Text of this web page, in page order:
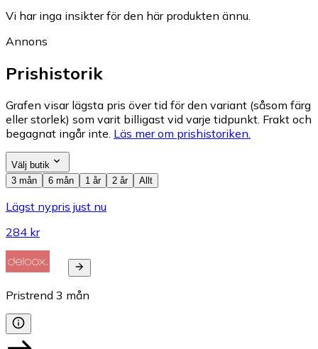
Vi har inga insikter för den här produkten ännu.
Annons
Prishistorik
Grafen visar lägsta pris över tid för den variant (såsom färg
eller storlek) som varit billigast vid varje tidpunkt. Frakt och
begagnat ingår inte. Läs mer om prishistoriken.
Välj butik
3 mån
6 mån 1 år 2 år Allt
Lägst nypris just nu
284 kr
Pristrend 3 mån